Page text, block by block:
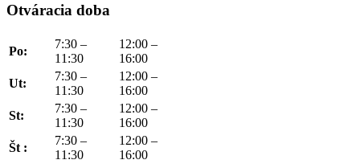
Otváracia doba
Po:
7:30 –
11:30
12:00 –
16:00
Ut:
7:30 –
11:30
12:00 –
16:00
St:
7:30 –
11:30
12:00 –
16:00
Št :
7:30 –
11:30
12:00 –
16:00